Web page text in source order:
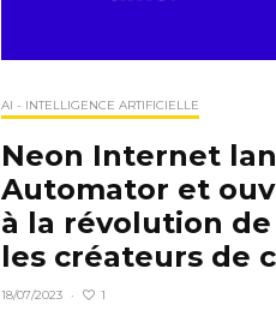
AI - INTELLIGENCE ARTIFICIELLE
Neon Internet
Automator et
à la révolution de
les créateurs de
18/07/2023 · 1